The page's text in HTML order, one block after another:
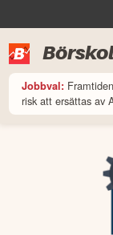
Jobbval:
risk att ersättas av